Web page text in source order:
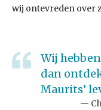
wij ontevreden over
Wij
dan
Maurits’